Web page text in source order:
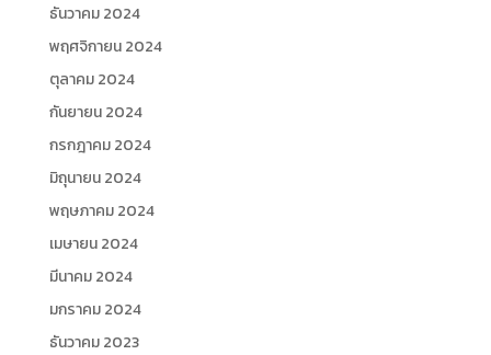
ธันวาคม 2024
พฤศจิกายน 2024
ตุลาคม 2024
กันยายน 2024
กรกฎาคม 2024
มิถุนายน 2024
พฤษภาคม 2024
เมษายน 2024
มีนาคม 2024
มกราคม 2024
ธันวาคม 2023